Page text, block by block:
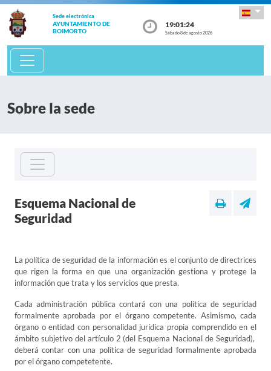
Sede electrónica
AYUNTAMIENTO DE
BOIMORTO
19:01:24
Sábado 8 de agosto 2026
Sobre la sede
Esquema Nacional de
Seguridad
La política de seguridad de la información es el conjunto de directrices
que rigen la forma en que una organización gestiona y protege la
información que trata y los servicios que presta.
Cada administración pública contará con una política de seguridad
formalmente aprobada por el órgano competente. Asimismo, cada
órgano o entidad con personalidad jurídica propia comprendido en el
ámbito subjetivo del artículo 2 (del Esquema Nacional de Seguridad),
deberá contar con una política de seguridad formalmente aprobada
por el órgano competetente.